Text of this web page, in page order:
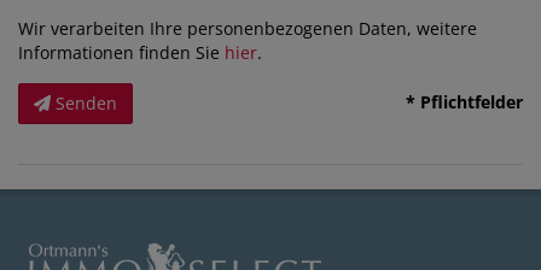
Wir verarbeiten Ihre personenbezogenen Daten, weitere
Informationen finden Sie hier.
Senden * Pflichtfelder